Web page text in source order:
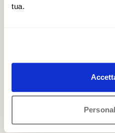
tua.
provinciale. È un
dei lavori. Possono
Mongrando con
proprietari o affittuari
Quanto tempo serve
montascale a